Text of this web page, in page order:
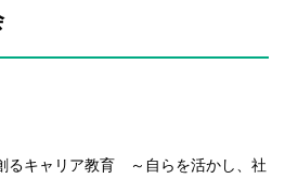
るキャリア教育 ～自らを活かし、社